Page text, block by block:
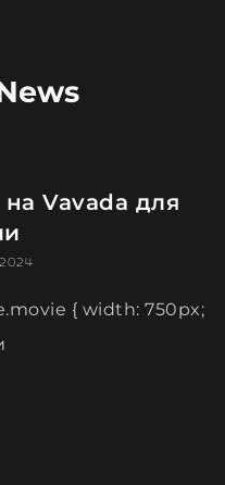
на Vavada для
{ width: 750px;